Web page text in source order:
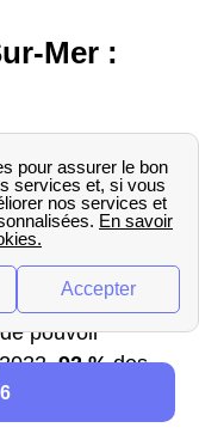
Mer :
pour internet à
la connexion
utilisant
ou de votre
l'éligibilité à
pouvoir
92 %des
à la fibre